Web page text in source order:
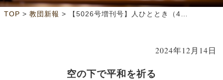
TOP > 教団新報 > 【5026号増刊号】人ひととき（4面）
2024年12月14日
空の下で平和を祈る